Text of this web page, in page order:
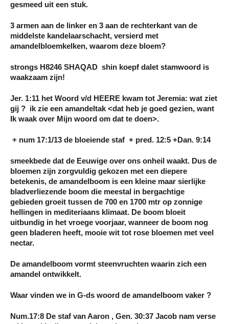
gesmeed uit een stuk.
3 armen aan de linker en 3 aan de rechterkant van de
middelste kandelaarschacht, versierd met
amandelbloemkelken, waarom deze bloem?
strongs H8246 SHAQAD shin koepf dalet stamwoord is
waakzaam zijn!
Jer. 1:11 het Woord v/d HEERE kwam tot Jeremia: wat ziet
gij ? ik zie een amandeltak <dat heb je goed gezien, want
Ik waak over Mijn woord om dat te doen>.
+ num 17:1/13 de bloeiende staf + pred. 12:5 +Dan. 9:14
smeekbede dat de Eeuwige over ons onheil waakt. Dus de
bloemen zijn zorgvuldig gekozen met een diepere
betekenis, de amandelboom is een kleine maar sierlijke
bladverliezende boom die meestal in bergachtige
gebieden groeit tussen de 700 en 1700 mtr op zonnige
hellingen in mediteriaans klimaat. De boom bloeit
uitbundig in het vroege voorjaar, wanneer de boom nog
geen bladeren heeft, mooie wit tot rose bloemen met veel
nectar.
De amandelboom vormt steenvruchten waarin zich een
amandel ontwikkelt.
Waar vinden we in G-ds woord de amandelboom vaker ?
Num.17:8 De staf van Aaron , Gen. 30:37 Jacob nam verse